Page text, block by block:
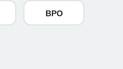
BPO